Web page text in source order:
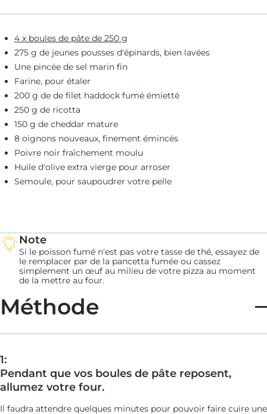
Note
Si le poisson fumé n'est pas votre tasse de thé, essayez de
le remplacer par de la pancetta fumée ou cassez
simplement un œuf au milieu de votre pizza au moment
de la mettre au four.
Méthode
1:
Pendant que vos boules de pâte reposent,
allumez votre four.
Il faudra attendre quelques minutes pour pouvoir faire cuire une
Gants de protection pour four à pizza Ooni
Pelle à pizza perforée Ooni
Pelle ronde à tourner Ooni
Roulette à pizza Ooni
4 x boules de pâte de 250 g
275 g de jeunes pousses d'épinards, bien lavées
Une pincée de sel marin fin
Farine, pour étaler
200 g de de filet haddock fumé émietté
250 g de ricotta
150 g de cheddar mature
8 oignons nouveaux, finement émincés
Poivre noir fraîchement moulu
Huile d'olive extra vierge pour arroser
Semoule, pour saupoudrer votre pelle